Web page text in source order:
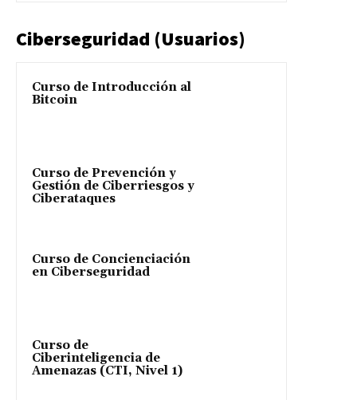
Ciberseguridad (Usuarios)
Curso de Introducción al
Bitcoin
Curso de Prevención y
Gestión de Ciberriesgos y
Ciberataques
Curso de Concienciación
en Ciberseguridad
Curso de
Ciberinteligencia de
Amenazas (CTI, Nivel 1)